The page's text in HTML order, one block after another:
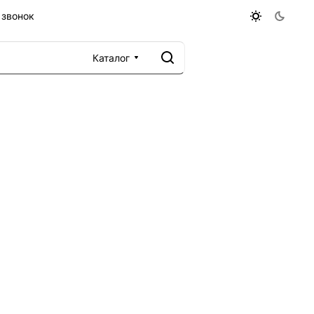
Каталог